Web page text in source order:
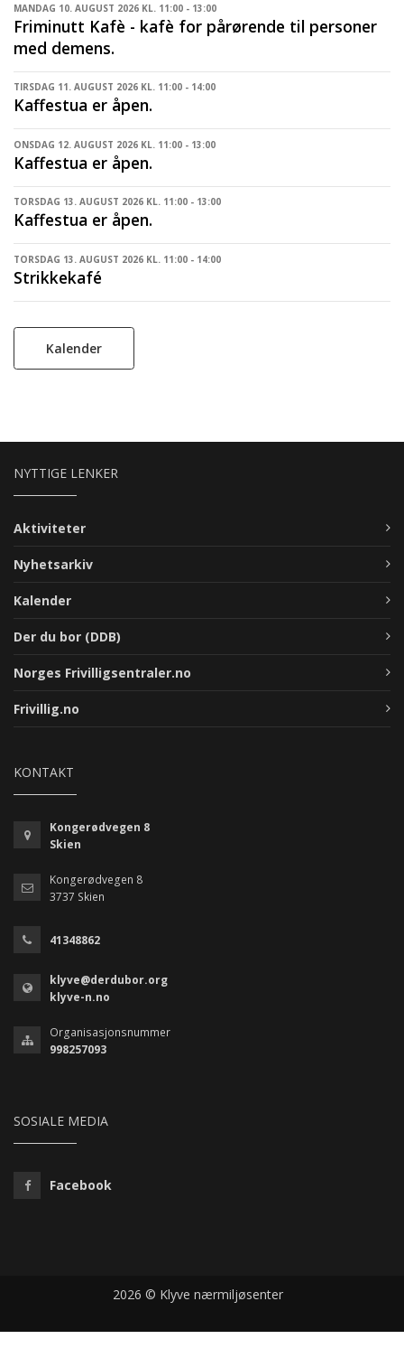
MANDAG 10. AUGUST 2026 KL. 11:00 - 13:00
Friminutt Kafè - kafè for pårørende til personer
med demens.
TIRSDAG 11. AUGUST 2026 KL. 11:00 - 14:00
Kaffestua er åpen.
ONSDAG 12. AUGUST 2026 KL. 11:00 - 13:00
Kaffestua er åpen.
TORSDAG 13. AUGUST 2026 KL. 11:00 - 13:00
Kaffestua er åpen.
TORSDAG 13. AUGUST 2026 KL. 11:00 - 14:00
Strikkekafé
Kalender
NYTTIGE LENKER
Aktiviteter
Nyhetsarkiv
Kalender
Der du bor (DDB)
Norges Frivilligsentraler.no
Frivillig.no
KONTAKT
Kongerødvegen 8
Skien
Kongerødvegen 8
3737 Skien
41348862
klyve@derdubor.org
klyve-n.no
Organisasjonsnummer
998257093
SOSIALE MEDIA
Facebook
2026 © Klyve nærmiljøsenter